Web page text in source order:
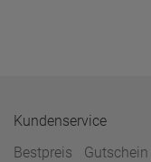
Kundenservice
Bestpreis
Gutschein